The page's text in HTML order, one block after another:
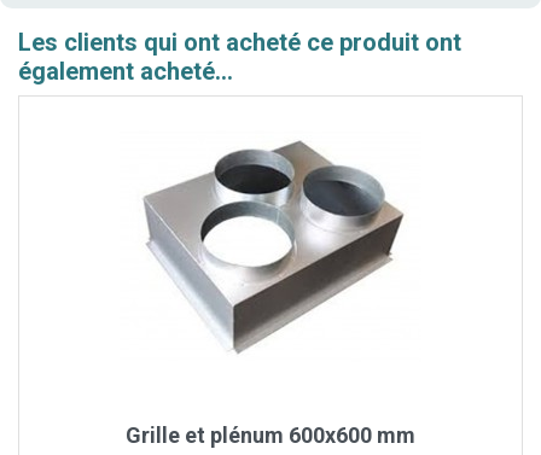
Les clients qui ont acheté ce produit ont
également acheté...
Grille et plénum 600x600 mm